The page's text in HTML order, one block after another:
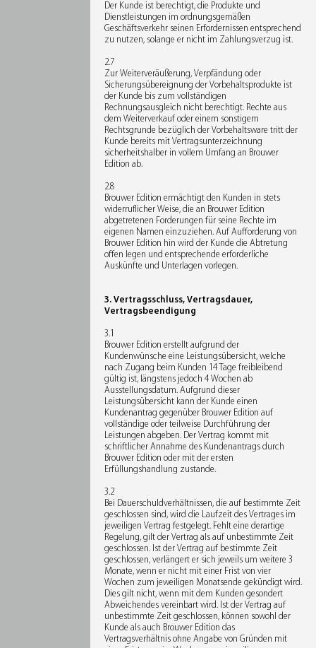
Der Kunde ist berechtigt, die Produkte und
Dienstleistungen im ordnungsgemäßen
Geschäftsverkehr seinen Erfordernissen entsprechend
zu nutzen, solange er nicht im Zahlungsverzug ist.
2.7
Zur Weiterveräußerung, Verpfändung oder
Sicherungsübereignung der Vorbehaltsprodukte ist
der Kunde bis zum vollständigen
Rechnungsausgleich nicht berechtigt. Rechte aus
dem Weiterverkauf oder einem sonstigem
Rechtsgrunde bezüglich der Vorbehaltsware tritt der
Kunde bereits mit Vertragsunterzeichnung
sicherheitshalber in vollem Umfang an Brouwer
Edition ab.
2.8
Brouwer Edition ermächtigt den Kunden in stets
widerruflicher Weise, die an Brouwer Edition
abgetretenen Forderungen für seine Rechte im
eigenen Namen einzuziehen. Auf Aufforderung von
Brouwer Edition hin wird der Kunde die Abtretung
offen legen und entsprechende erforderliche
Auskünfte und Unterlagen vorlegen.
3. Vertragsschluss, Vertragsdauer,
Vertragsbeendigung
3.1
Brouwer Edition erstellt aufgrund der
Kundenwünsche eine Leistungsübersicht, welche
nach Zugang beim Kunden 14 Tage freibleibend
gültig ist, längstens jedoch 4 Wochen ab
Ausstellungsdatum. Aufgrund dieser
Leistungsübersicht kann der Kunde einen
Kundenantrag gegenüber Brouwer Edition auf
vollständige oder teilweise Durchführung der
Leistungen abgeben. Der Vertrag kommt mit
schriftlicher Annahme des Kundenantrags durch
Brouwer Edition oder mit der ersten
Erfüllungshandlung zustande.
3.2
Bei Dauerschuldverhältnissen, die auf bestimmte Zeit
geschlossen sind, wird die Laufzeit des Vertrages im
jeweiligen Vertrag festgelegt. Fehlt eine derartige
Regelung, gilt der Vertrag als auf unbestimmte Zeit
geschlossen. Ist der Vertrag auf bestimmte Zeit
geschlossen, verlängert er sich jeweils um weitere 3
Monate, wenn er nicht mit einer Frist von vier
Wochen zum jeweiligen Monatsende gekündigt wird.
Dies gilt nicht, wenn mit dem Kunden gesondert
Abweichendes vereinbart wird. Ist der Vertrag auf
unbestimmte Zeit geschlossen, können sowohl der
Kunde als auch Brouwer Edition das
Vertragsverhältnis ohne Angabe von Gründen mit